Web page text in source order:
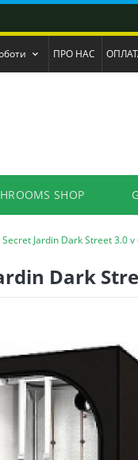
ПРО НАС
SHOP
Secret Jardin Dark Street 3.0
Dark